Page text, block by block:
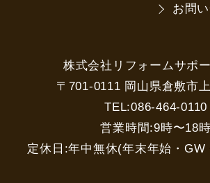
お問
株式会社リフォームサポ
〒701-0111 岡山県倉敷市
TEL:086-464-0110
営業時間:9時〜18時
定休日:年中無休(年末年始・GW